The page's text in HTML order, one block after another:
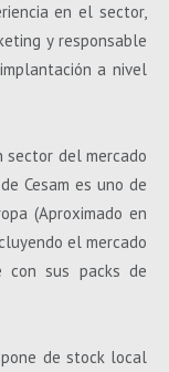
en el sector,
y responsable
a nivel
sector del mercado
Cesam es uno de
(Aproximado en
el mercado
con sus packs de
de stock local